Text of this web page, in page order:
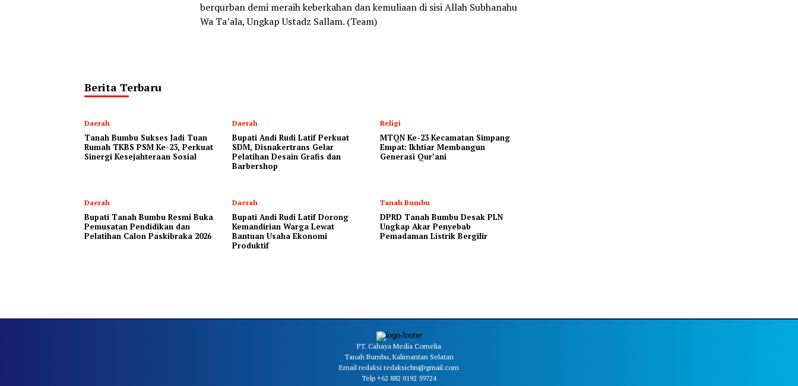
berqurban demi meraih keberkahan dan kemuliaan di sisi Allah Subhanahu
Wa Ta’ala, Ungkap Ustadz Sallam. (Team)
Berita Terbaru
Daerah
Tanah Bumbu Sukses Jadi Tuan
Rumah TKBS PSM Ke-23, Perkuat
Sinergi Kesejahteraan Sosial
Daerah
Bupati Andi Rudi Latif Perkuat
SDM, Disnakertrans Gelar
Pelatihan Desain Grafis dan
Barbershop
Religi
MTQN Ke-23 Kecamatan Simpang
Empat: Ikhtiar Membangun
Generasi Qur’ani
Daerah
Bupati Tanah Bumbu Resmi Buka
Pemusatan Pendidikan dan
Pelatihan Calon Paskibraka 2026
Daerah
Bupati Andi Rudi Latif Dorong
Kemandirian Warga Lewat
Bantuan Usaha Ekonomi
Produktif
Tanah Bumbu
DPRD Tanah Bumbu Desak PLN
Ungkap Akar Penyebab
Pemadaman Listrik Bergilir
PT. Cahaya Media Cornelia
Tanah Bumbu, Kalimantan Selatan
Email redaksi redaksicbn@gmail.com
Telp +62 882 0192 59724